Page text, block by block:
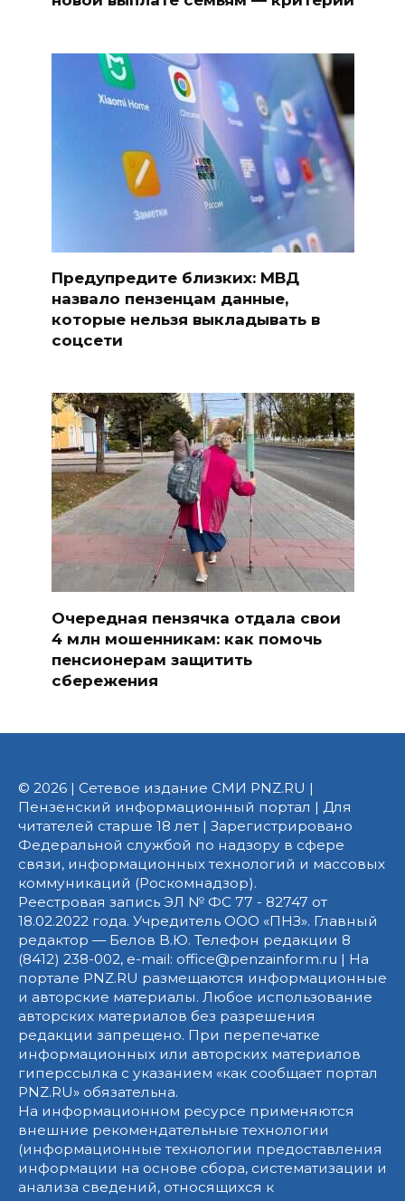
Предупредите близких: МВД
назвало пензенцам данные,
которые нельзя выкладывать в
соцсети
Очередная пензячка отдала свои
4 млн мошенникам: как помочь
пенсионерам защитить
сбережения
© 2026 | Сетевое издание СМИ PNZ.RU |
Пензенский информационный портал | Для
читателей старше 18 лет | Зарегистрировано
Федеральной службой по надзору в сфере
связи, информационных технологий и массовых
коммуникаций (Роскомнадзор).
Реестровая запись ЭЛ № ФС 77 - 82747 от
18.02.2022 года. Учредитель ООО «ПНЗ». Главный
редактор — Белов В.Ю. Телефон редакции 8
(8412) 238-002, e-mail: office@penzainform.ru | На
портале PNZ.RU размещаются информационные
и авторские материалы. Любое использование
авторских материалов без разрешения
редакции запрещено. При перепечатке
информационных или авторских материалов
гиперссылка с указанием «как сообщает портал
PNZ.RU» обязательна.
На информационном ресурсе применяются
внешние рекомендательные технологии
(информационные технологии предоставления
информации на основе сбора, систематизации и
анализа сведений, относящихся к